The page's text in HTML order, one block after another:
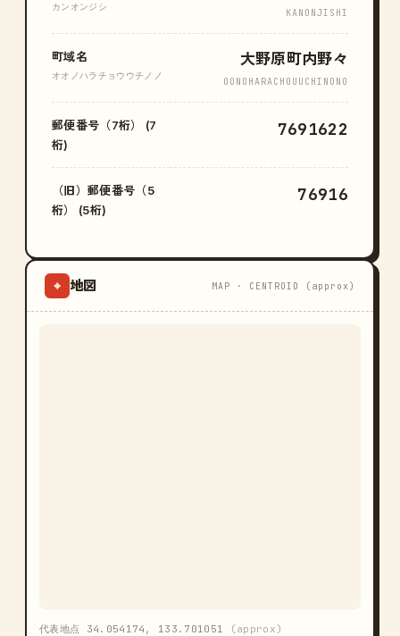
カンオンジシ
KANONJISHI
町域名
オオノハラチョウウチノノ
大野原町内野々
OONOHARACHOUUCHINONO
郵便番号（7桁） (7
桁)
7691622
（旧）郵便番号（5
桁） (5桁)
76916
⌖ 地図 MAP · CENTROID (approx)
代表地点 34.054174, 133.701051 (approx)